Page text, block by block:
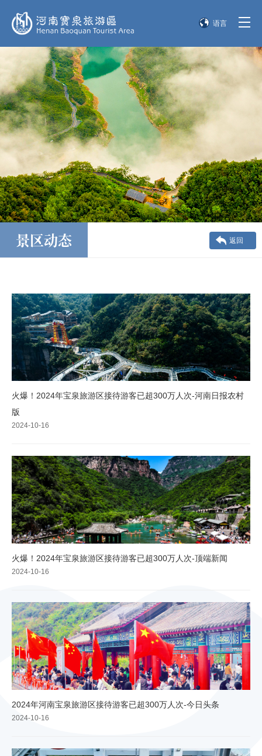
语言
English
한국어
日本語
景区动态 返回
火爆！2024年宝泉旅游区接待游客已超300万人次-河南日报农村
版
2024-10-16
火爆！2024年宝泉旅游区接待游客已超300万人次-顶端新闻
2024-10-16
2024年河南宝泉旅游区接待游客已超300万人次-今日头条
2024-10-16